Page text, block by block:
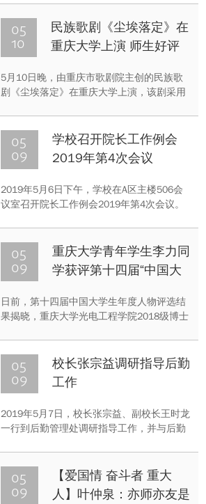
的重要讲话精神，与学校青年师生代表交流
学习心得，畅谈新时代重大青年的成长和发
05
10
民族歌剧《尘埃落定》在
重庆大学上演 师生好评
5月10日晚，由重庆市歌剧院主创的民族歌
剧《尘埃落定》在重庆大学上演，该剧采用
深受师生好评，现场不时爆发出热烈的掌
声。常务副校长杨丹，校党委常委、宣传部
部长、教师工作部部长胡学斌观看了演出。
05
09
学校召开院长工作例会
2019年第4次会议
2019年5月6日下午，学校在A区主楼506会
议室召开院长工作例会2019年第4次会议。
长、相关职能部门及学部主要负责人参加会
议。05
09
重庆大学青年学生李力同
学获评第十四届“中国大
日前，第十四届中国大学生年度人物评选结
果揭晓，重庆大学光电工程学院2018级博士
部、人民日报社共同指导，人民网、光明日
报社教育部、《大学生》杂志、中国大学生
在线联合主办。
05
09
校长张宗益调研指导后勤
工作
2019年5月7日，校长张宗益、副校长王时龙
一行到后勤管理处调研指导工作，并与后勤
05
09
【爱国情 奋斗者 重大
人】叶仲泉：亦师亦友是